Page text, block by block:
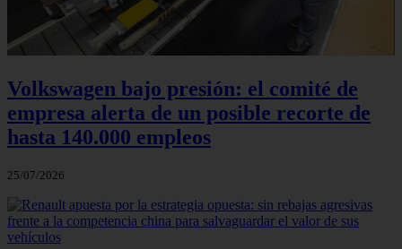
Volkswagen bajo presión: el comité de
empresa alerta de un posible recorte de
hasta 140.000 empleos
25/07/2026